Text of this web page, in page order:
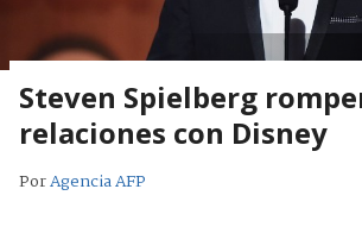
Steven Spielberg
relaciones con Disney
PorAgencia AFP